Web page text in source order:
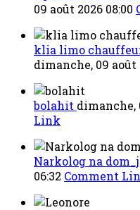
09 août 2026 08:00
klia limo
dimanche, 09 août
bolahit dimanche,
Link
Narkolog na
06:32 Comment